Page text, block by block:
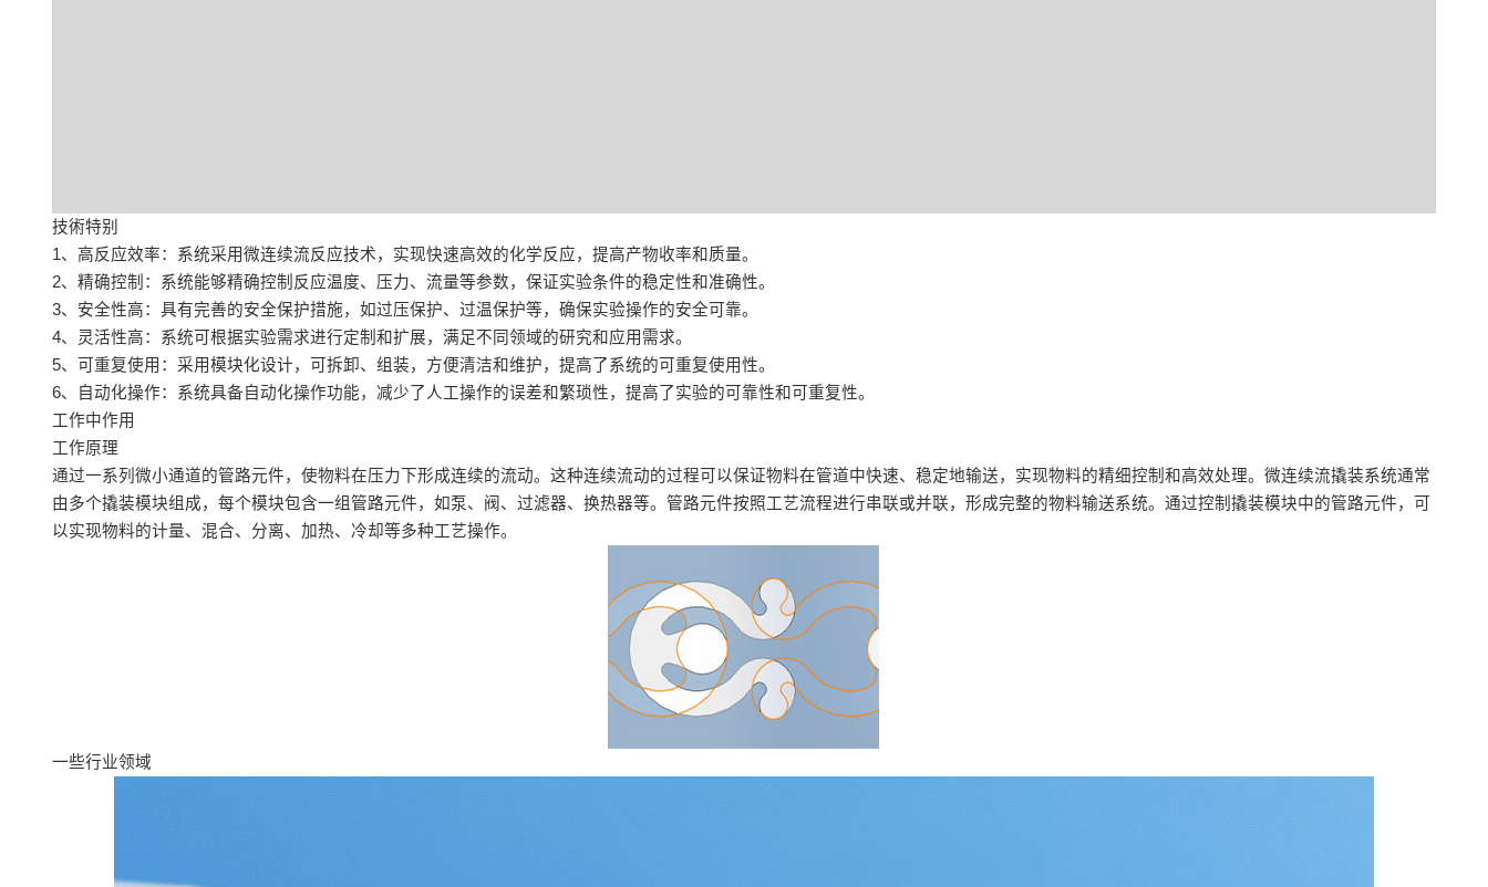
技術特别
1、高反应效率：系统采用微连续流反应技术，实现快速高效的化学反应，提高产物收率和质量。
2、精确控制：系统能够精确控制反应温度、压力、流量等参数，保证实验条件的稳定性和准确性。
3、安全性高：具有完善的安全保护措施，如过压保护、过温保护等，确保实验操作的安全可靠。
4、灵活性高：系统可根据实验需求进行定制和扩展，满足不同领域的研究和应用需求。
5、可重复使用：采用模块化设计，可拆卸、组装，方便清洁和维护，提高了系统的可重复使用性。
6、自动化操作：系统具备自动化操作功能，减少了人工操作的误差和繁琐性，提高了实验的可靠性和可重复性。
工作中作用
工作原理
通过一系列微小通道的管路元件，使物料在压力下形成连续的流动。这种连续流动的过程可以保证物料在管道中快速、稳定地输送，实现物料的精细控制和高效处理。微连续流撬装系统通常
由多个撬装模块组成，每个模块包含一组管路元件，如泵、阀、过滤器、换热器等。管路元件按照工艺流程进行串联或并联，形成完整的物料输送系统。通过控制撬装模块中的管路元件，可
以实现物料的计量、混合、分离、加热、冷却等多种工艺操作。
一些行业领域